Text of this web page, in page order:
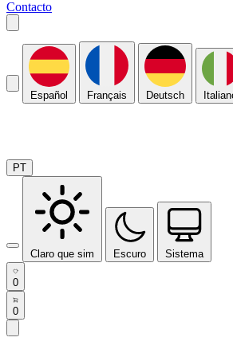
Contacto
Español Français Deutsch
PT
Claro que sim Escuro Sistema
0
0